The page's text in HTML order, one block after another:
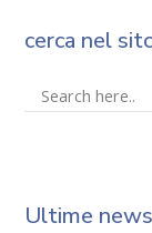
cerca nel
Ultime news